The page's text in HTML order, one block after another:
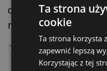
dostęp do
realizowanych w
Ta strona
cookie
Ta strona korzysta
zapewnić lepszą
Korzystając z tej